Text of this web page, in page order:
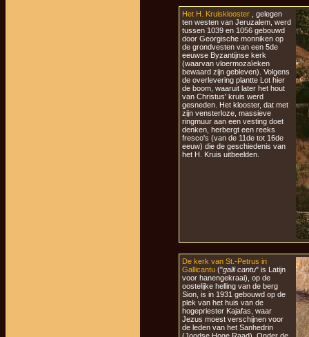
Het H. Kruisklooster , gelegen
ten westen van Jeruzalem, werd
tussen 1039 en 1056 gebouwd
door Georgische monniken op
de grondvesten van een 5de
eeuwse Byzantijnse kerk
(waarvan vloermozaïeken
bewaard zijn gebleven). Volgens
de overlevering plantte Lot hier
de boom, waaruit later het hout
van Christus' kruis werd
gesneden. Het klooster, dat met
zijn vensterloze, massieve
ringmuur aan een vesting doet
denken, herbergt een reeks
fresco's (van de 11de tot 16de
eeuw) die de geschiedenis van
het H. Kruis uitbeelden.
De kerk van St.-Petrus in
Gallicantu ("galli cantu" is Latijn
voor hanengekraai), op de
oostelijke helling van de berg
Sion, is in 1931 gebouwd op de
plek van het huis van de
hogepriester Kajafas, waar
Jezus moest verschijnen voor
de leden van het Sanhedrin